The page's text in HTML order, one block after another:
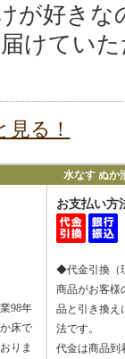
が好きな
けてい
る！
水なす ぬか
98年
床で
りま
お支払い方
◆代金引換（
商品がお客様
品と引き換え
法です。
代金は商品到